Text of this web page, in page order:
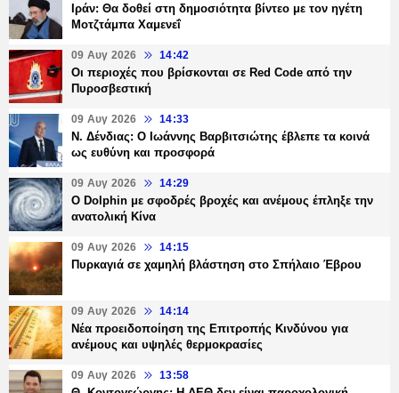
Ιράν: Θα δοθεί στη δημοσιότητα βίντεο με τον ηγέτη
Μοτζτάμπα Χαμενεΐ
09 Αυγ 2026 14:42
Οι περιοχές που βρίσκονται σε Red Code από την
Πυροσβεστική
09 Αυγ 2026 14:33
Ν. Δένδιας: Ο Ιωάννης Βαρβιτσιώτης έβλεπε τα κοινά
ως ευθύνη και προσφορά
09 Αυγ 2026 14:29
Ο Dolphin με σφοδρές βροχές και ανέμους έπληξε την
ανατολική Κίνα
09 Αυγ 2026 14:15
Πυρκαγιά σε χαμηλή βλάστηση στο Σπήλαιο Έβρου
09 Αυγ 2026 14:14
Νέα προειδοποίηση της Επιτροπής Κινδύνου για
ανέμους και υψηλές θερμοκρασίες
09 Αυγ 2026 13:58